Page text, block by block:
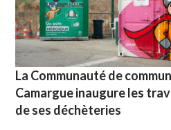
La Communauté de
Camargue inaugure les
de ses déchèteries